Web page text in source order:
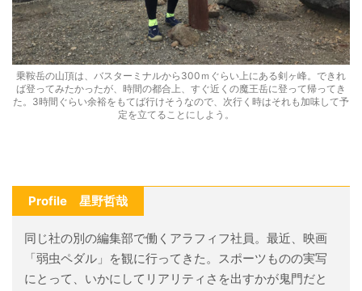
乗鞍岳の山頂は、バスターミナルから300ｍぐらい上にある剣ヶ峰。できれ
ば登ってみたかったが、時間の都合上、すぐ近くの魔王岳に登って帰ってき
た。3時間ぐらい余裕をもてば行けそうなので、次行く時はそれも加味して予
定を立てることにしよう。
Profile 星野哲哉
同じ社の別の編集部で働くアラフィフ社員。最近、映画
「弱虫ペダル」を観に行ってきた。スポーツものの実写
にとって、いかにしてリアリティさを出すかが鬼門だと